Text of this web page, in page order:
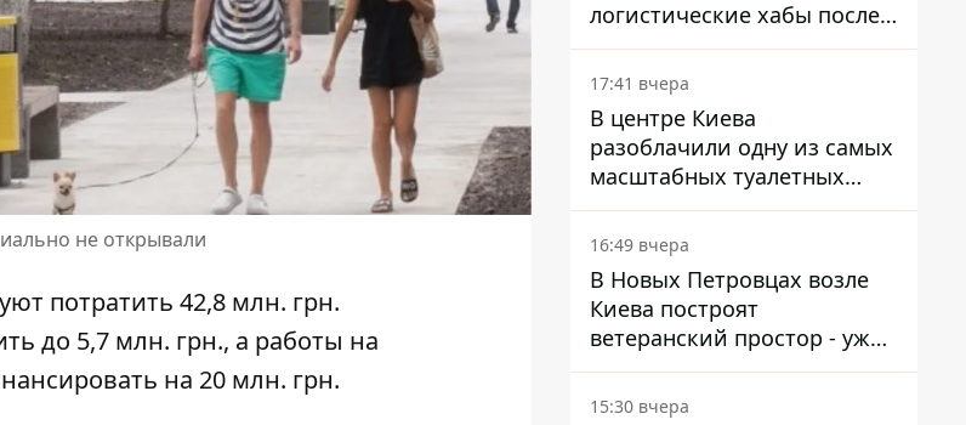
не открывали
потратить 42,8 млн. грн.
до 5,7 млн. грн., а работы на
на 20 млн. грн.
логистические хабы после
прилетов ракет - ГСЧС
17:41 вчера
В центре Киева
разоблачили одну из самых
масштабных туалетных
схем с фиктивным домом
16:49 вчера
В Новых Петровцах возле
Киева построят
ветеранский простор - уже
нашли проектанта
15:30 вчера